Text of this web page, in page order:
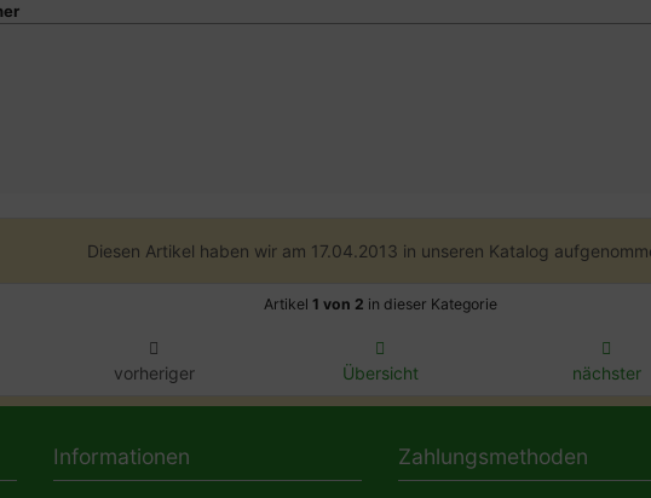
Diesen Artikel haben wir am 17.04.2013 in unseren Katalog
Artikel 1 von 2 in dieser Kategorie
vorheriger Übersicht nächster
Informationen Zahlungsmethoden